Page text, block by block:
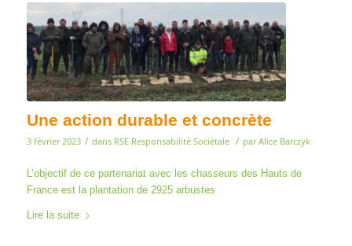
Une action durable et concrète
3 février 2023 / dans RSE Responsabilité Sociétale / parAlice Barczyk
L’objectif de ce partenariat avec les chasseurs des Hauts de
France est la plantation de 2925 arbustes
Lire la suite